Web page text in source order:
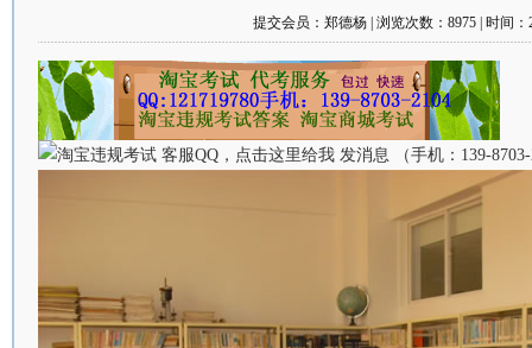
提交会员：郑德杨 | 浏览次数：8975 | 时间：